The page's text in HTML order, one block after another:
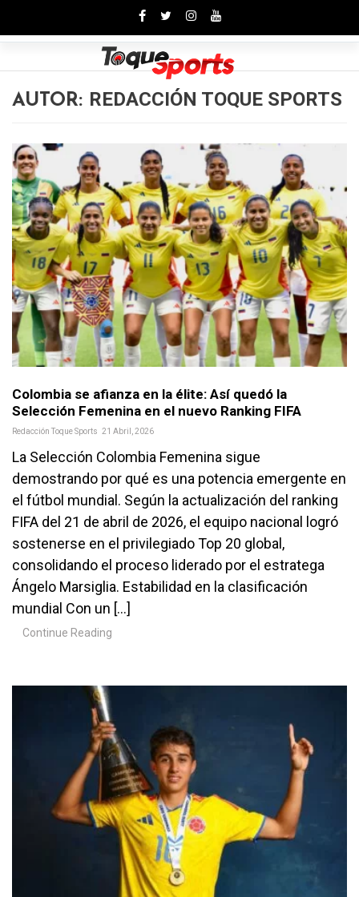
AUTOR: REDACCIÓN TOQUE SPORTS
Colombia se afianza en la élite: Así quedó la
Selección Femenina en el nuevo Ranking FIFA
Redacción Toque Sports 21 Abril, 2026
La Selección Colombia Femenina sigue
demostrando por qué es una potencia emergente en
el fútbol mundial. Según la actualización del ranking
FIFA del 21 de abril de 2026, el equipo nacional logró
sostenerse en el privilegiado Top 20 global,
consolidando el proceso liderado por el estratega
Ángelo Marsiglia. Estabilidad en la clasificación
mundial Con un […]
Continue Reading